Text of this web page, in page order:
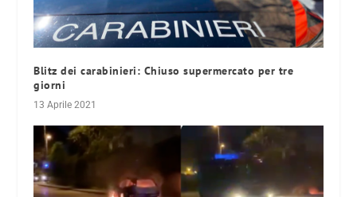
Blitz dei carabinieri: Chiuso supermercato per tre
giorni
13 Aprile 2021